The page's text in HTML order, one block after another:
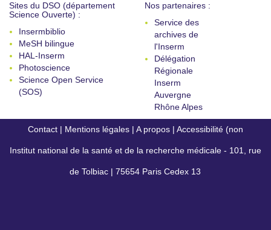
Sites du DSO (département
Science Ouverte) :
Insermbiblio
MeSH bilingue
HAL-Inserm
Photoscience
Science Open Service
(SOS)
Nos partenaires :
Service des
archives de
l'Inserm
Délégation
Régionale
Inserm
Auvergne
Rhône Alpes
Contact | Mentions légales | A propos | Accessibilité (non
conforme)
Institut national de la santé et de la recherche médicale - 101, rue
de Tolbiac | 75654 Paris Cedex 13